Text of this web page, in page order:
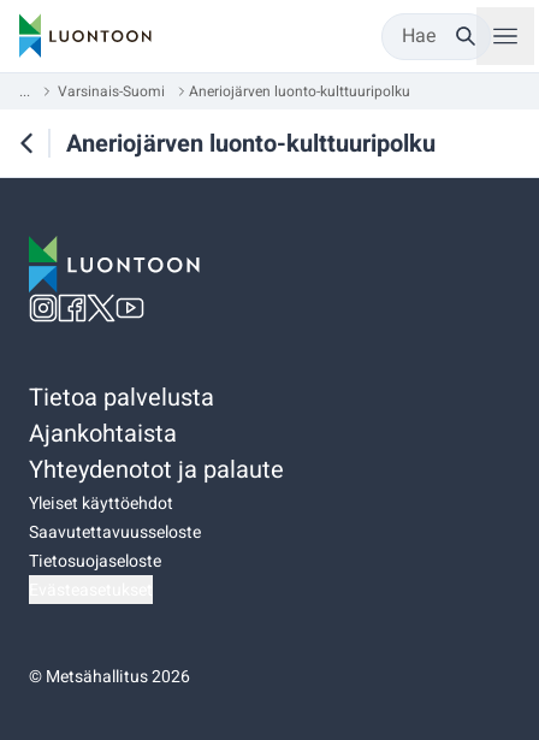
Hae
... Varsinais-Suomi Aneriojärven luonto-kulttuuripolku
Aneriojärven luonto-kulttuuripolku
Tietoa palvelusta
Ajankohtaista
Yhteydenotot ja palaute
Yleiset käyttöehdot
Saavutettavuusseloste
Tietosuojaseloste
©Metsähallitus 2026